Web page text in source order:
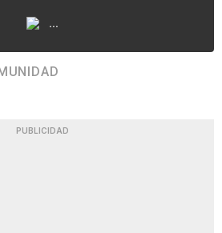
...
PUBLICIDAD